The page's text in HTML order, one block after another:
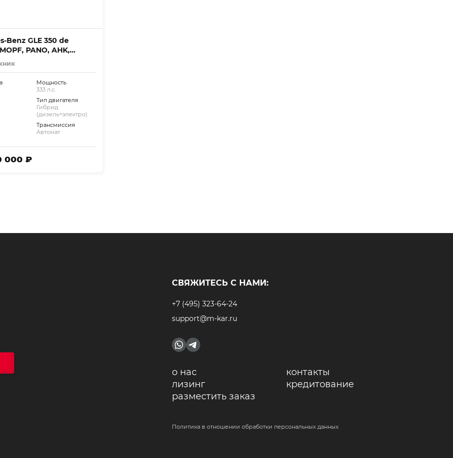
Benz GLE 350 de
PANO, AHK,
Мощность
333 л.с.
Тип двигателя
Гибрид
(дизель+электро)
Трансмиссия
Автомат
000 ₽
СВЯЖИТЕСЬ С НАМИ:
+7 (495) 323-64-24
support@m-kar.ru
о нас
контакты
лизинг
кредитование
разместить заказ
Политика в отношении обработки персональных данных